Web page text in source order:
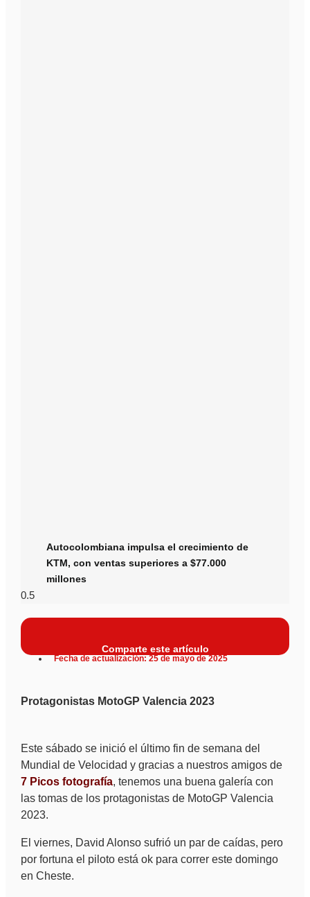
Autocolombiana impulsa el crecimiento de
KTM, con ventas superiores a $77.000
millones
Comparte este artículo
Fecha de actualización: 25 de mayo de 2025
Protagonistas MotoGP Valencia 2023
Este sábado se inició el último fin de semana del
Mundial de Velocidad y gracias a nuestros amigos de
7 Picos fotografía, tenemos una buena galería con
las tomas de los protagonistas de MotoGP Valencia
2023.
El viernes, David Alonso sufrió un par de caídas, pero
por fortuna el piloto está ok para correr este domingo
en Cheste.